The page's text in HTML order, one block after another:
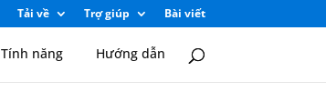
Tải về Trợ giúp Bài viết
Tính năng Hướng dẫn